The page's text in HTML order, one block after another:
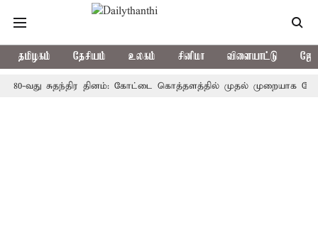
தமிழகம் தேசியம் உலகம் சினிமா விளையாட்டு
சுதந்திர தினம்: கோட்டை கொத்தளத்தில் முதல் முறையாக தேசிய